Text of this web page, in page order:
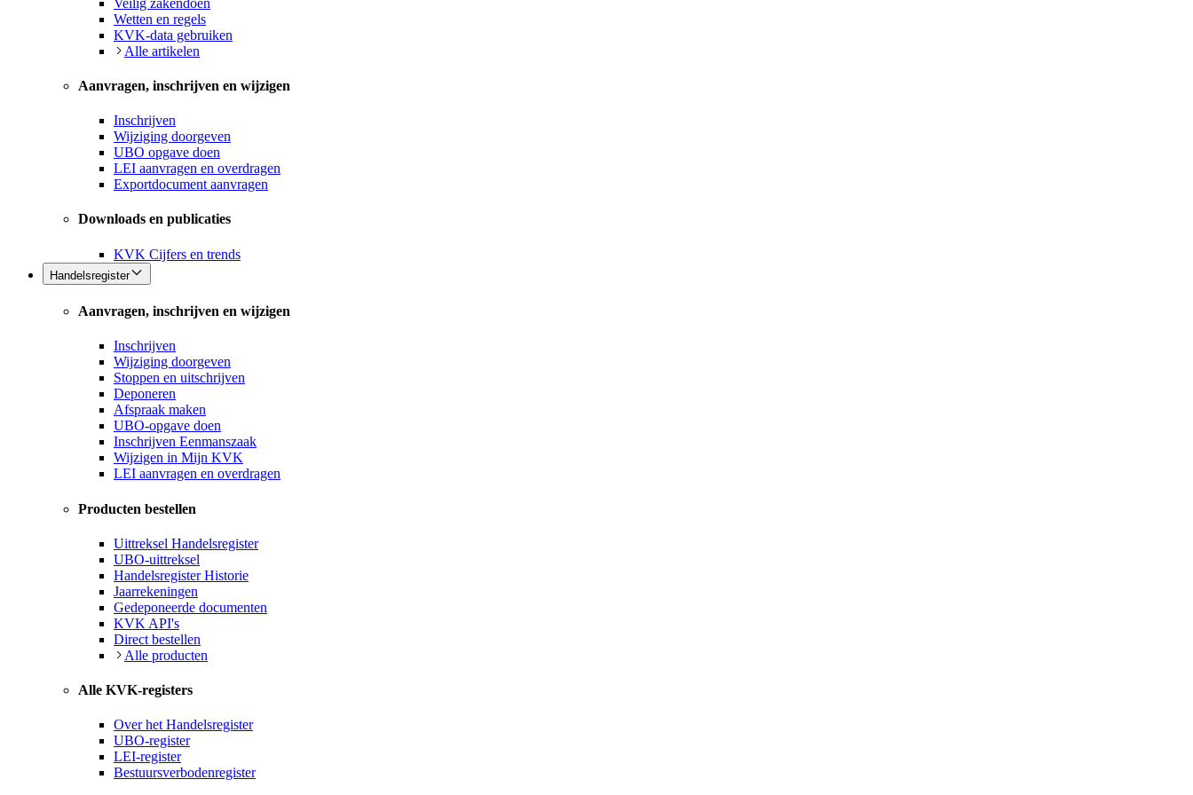
Wetten en regels
KVK-data gebruiken
Alle artikelen
Aanvragen, inschrijven en wijzigen
Inschrijven
Wijziging doorgeven
UBO opgave doen
LEI aanvragen en overdragen
Exportdocument aanvragen
Downloads en publicaties
KVK Cijfers en trends
Handelsregister
Aanvragen, inschrijven en wijzigen
Inschrijven
Wijziging doorgeven
Stoppen en uitschrijven
Deponeren
Afspraak maken
UBO-opgave doen
Inschrijven Eenmanszaak
Wijzigen in Mijn KVK
LEI aanvragen en overdragen
Producten bestellen
Uittreksel Handelsregister
UBO-uittreksel
Handelsregister Historie
Jaarrekeningen
Gedeponeerde documenten
KVK API's
Direct bestellen
Alle producten
Alle KVK-registers
Over het Handelsregister
UBO-register
LEI-register
Bestuursverbodenregister